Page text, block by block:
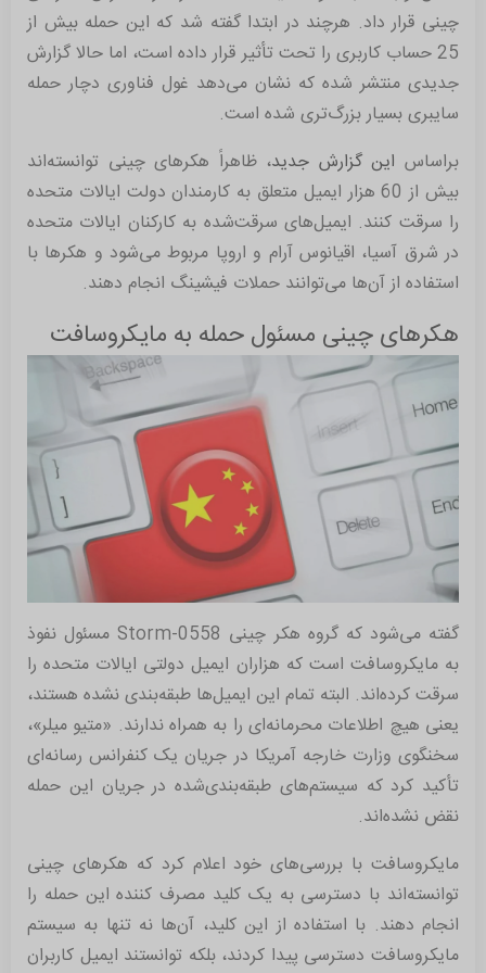
چینی قرار داد. هرچند در ابتدا گفته شد که این حمله بیش از
25 حساب کاربری را تحت تأثیر قرار داده است، اما حالا گزارش
جدیدی منتشر شده که نشان می‌دهد غول فناوری دچار حمله
سایبری بسیار بزرگ‌تری شده است.
براساس این گزارش جدید، ظاهراً هکرهای چینی توانسته‌اند
بیش از 60 هزار ایمیل متعلق به کارمندان دولت ایالات متحده
را سرقت کنند. ایمیل‌های سرقت‌شده به کارکنان ایالات متحده
در شرق آسیا، اقیانوس آرام و اروپا مربوط می‌شود و هکرها با
استفاده از آن‌ها می‌توانند حملات فیشینگ انجام دهند.
هکرهای چینی مسئول حمله به مایکروسافت
گفته می‌شود که گروه هکر چینی Storm-0558 مسئول نفوذ
به مایکروسافت است که هزاران ایمیل دولتی ایالات متحده را
سرقت کرده‌اند. البته تمام این ایمیل‌ها طبقه‌بندی نشده هستند،
یعنی هیچ اطلاعات محرمانه‌ای را به همراه ندارند. «متیو میلر»،
سخنگوی وزارت خارجه آمریکا در جریان یک کنفرانس رسانه‌ای
تأکید کرد که سیستم‌های طبقه‌بندی‌شده در جریان این حمله
نقض نشده‌اند.
مایکروسافت با بررسی‌های خود اعلام کرد که هکرهای چینی
توانسته‌اند با دسترسی به یک کلید مصرف کننده این حمله را
انجام دهند. با استفاده از این کلید، آن‌ها نه تنها به سیستم
مایکروسافت دسترسی پیدا کردند، بلکه توانستند ایمیل کاربران